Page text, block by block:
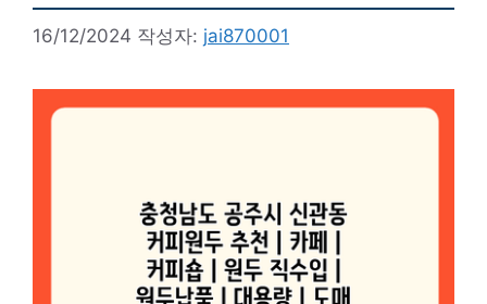
16/12/2024 작성자: jai870001